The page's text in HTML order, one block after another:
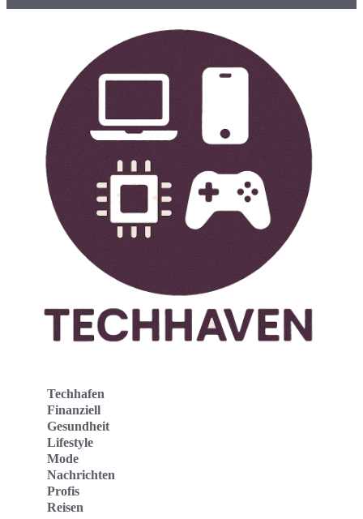
Techhafen
Finanziell
Gesundheit
Lifestyle
Mode
Nachrichten
Profis
Reisen